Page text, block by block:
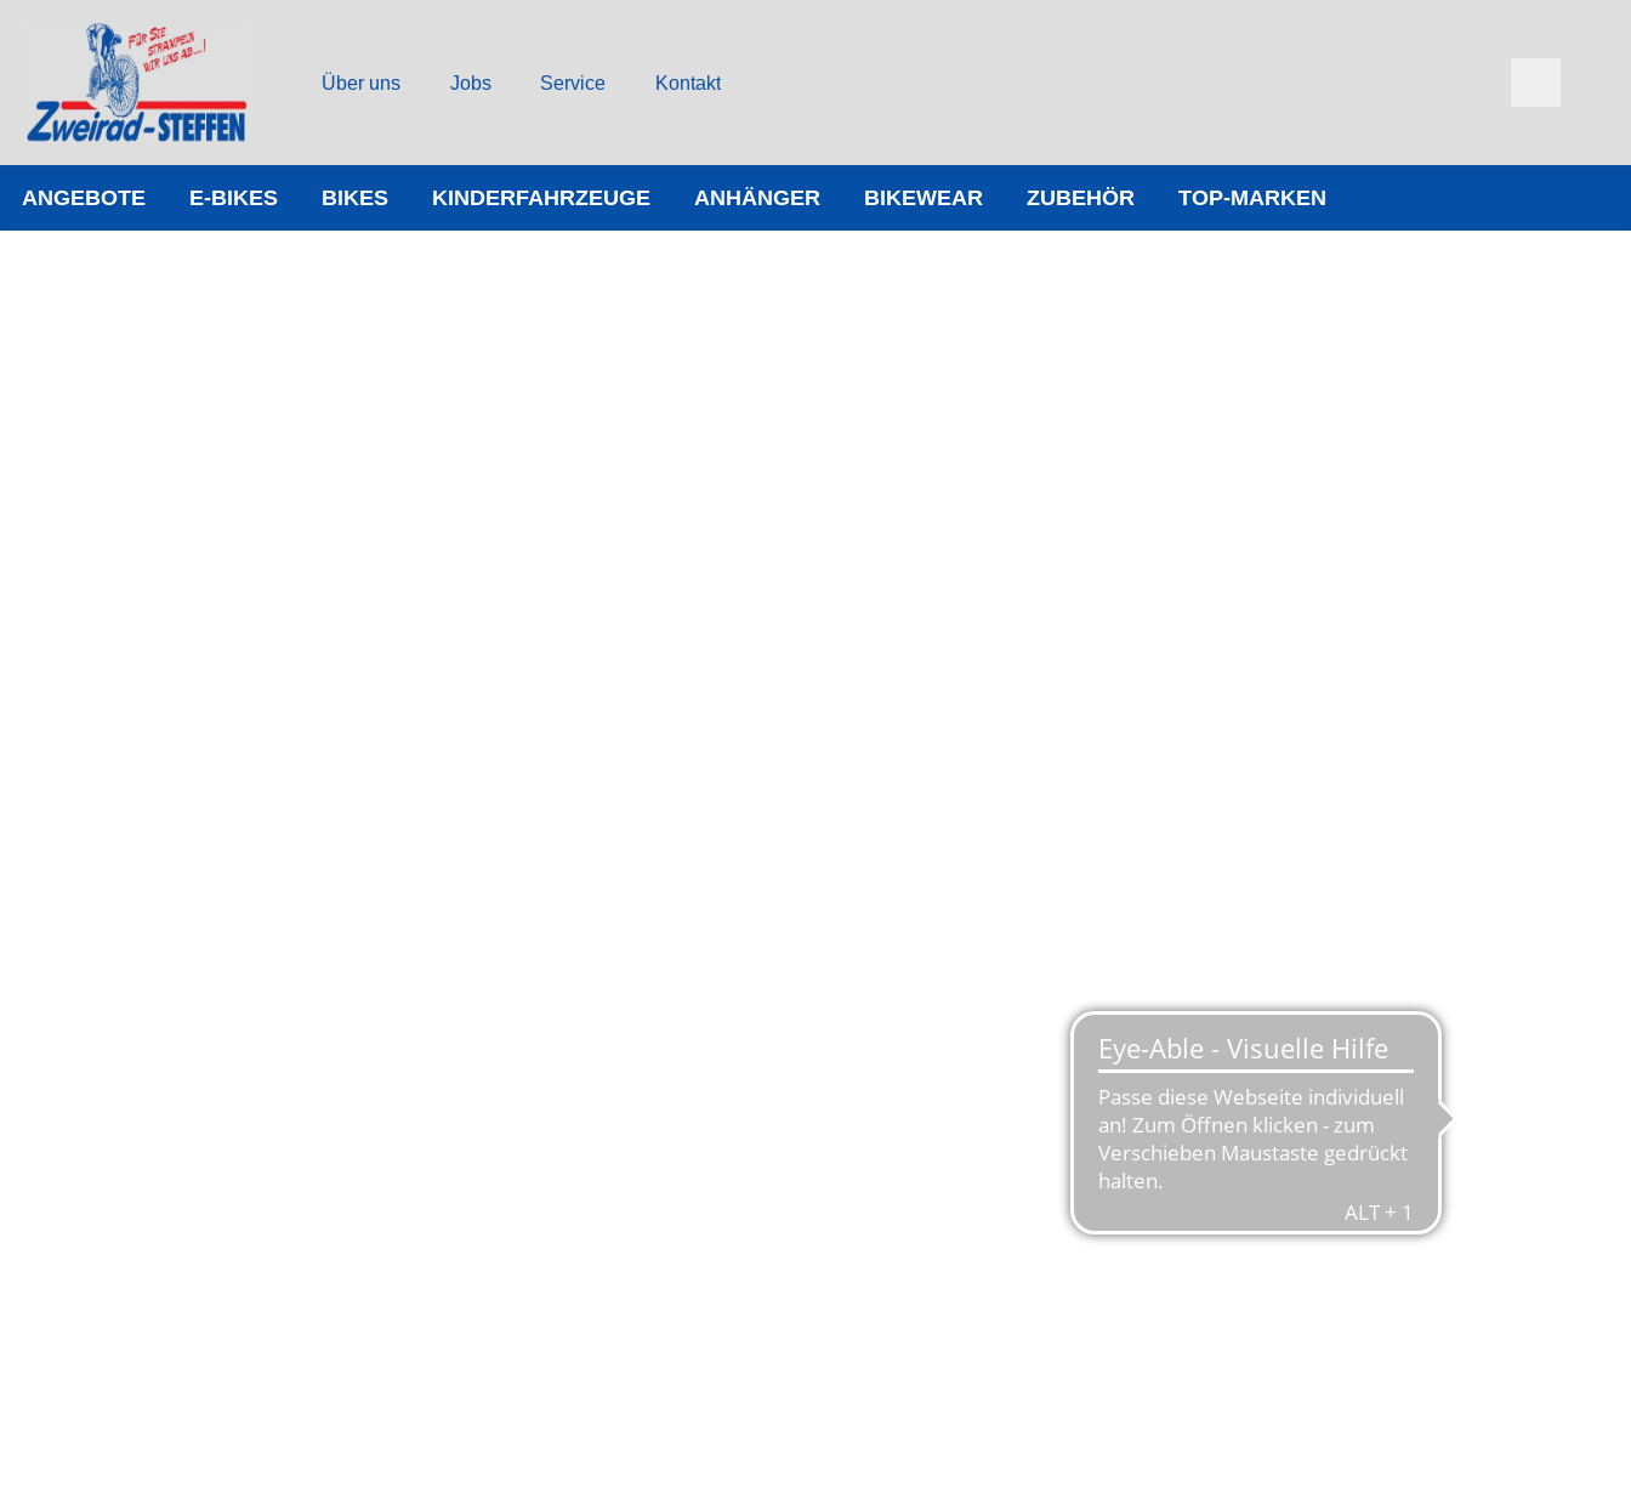
Über uns Jobs Service Kontakt
ANGEBOTE E-BIKES BIKES KINDERFAHRZEUGE ANHÄNGER BIKEWEAR ZUBEHÖR TOP-MARKEN